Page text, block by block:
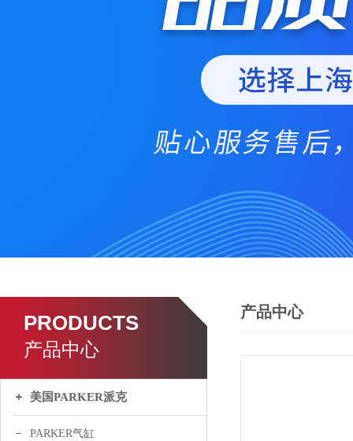
PRODUCTS
产品中心
美国PARKER派克
PARKER气缸
产品中心